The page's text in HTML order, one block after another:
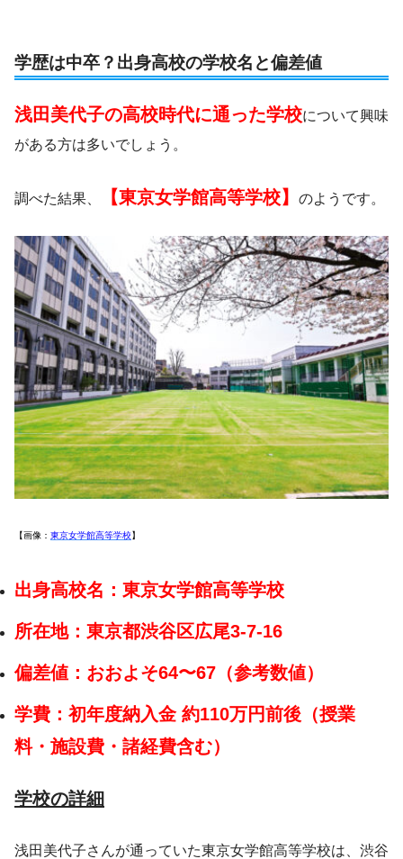
学歴は中卒？出身高校の学校名と偏差値
浅田美代子の高校時代に通った学校について興味
がある方は多いでしょう。
調べた結果、 【東京女学館高等学校】 のようです。
【画像： 東京女学館高等学校】
出身高校名：東京女学館高等学校
所在地：東京都渋谷区広尾3-7-16
偏差値：おおよそ64〜67（参考数値）
学費：初年度納入金 約110万円前後（授業
料・施設費・諸経費含む）
学校の詳細
浅田美代子さんが通っていた東京女学館高等学校は、渋谷